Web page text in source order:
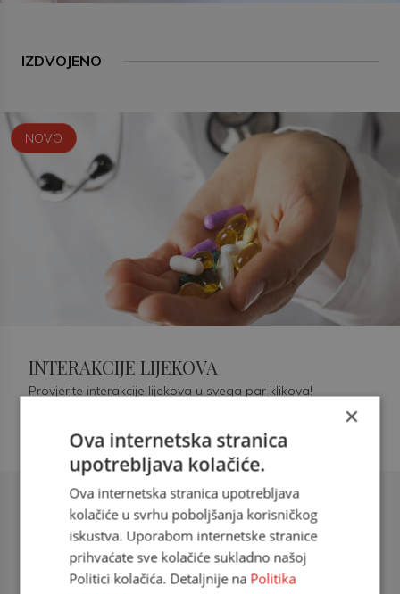
IZDVOJENO
Šećerna bolest tip 2 = kardiovaskularna
doc. dr. sc. Višnja Kokić Maleš,
dr.med., specijalististica
NOVO
INTERAKCIJE LIJEKOVA
Provjerite interakcije lijekova u svega par klikova!
×
Ova internetska stranica
upotrebljava kolačiće.
Ova internetska stranica upotrebljava
kolačiće u svrhu poboljšanja korisničkog
iskustva. Uporabom internetske stranice
prihvaćate sve kolačiće sukladno našoj
Politici kolačića. Detaljnije na Politika